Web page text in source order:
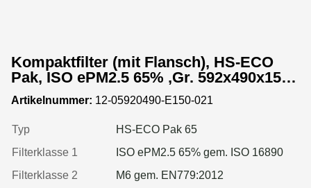
Kompaktfilter (mit Flansch), HS-ECO
Pak, ISO ePM2.5 65% ,Gr. 592x490x150
mm, Rahmen:Kunststoff
Artikelnummer: 12-05920490-E150-021
Typ
HS-ECO Pak 65
Filterklasse 1
ISO ePM2.5 65% gem. ISO 16890
Filterklasse 2
M6 gem. EN779:2012